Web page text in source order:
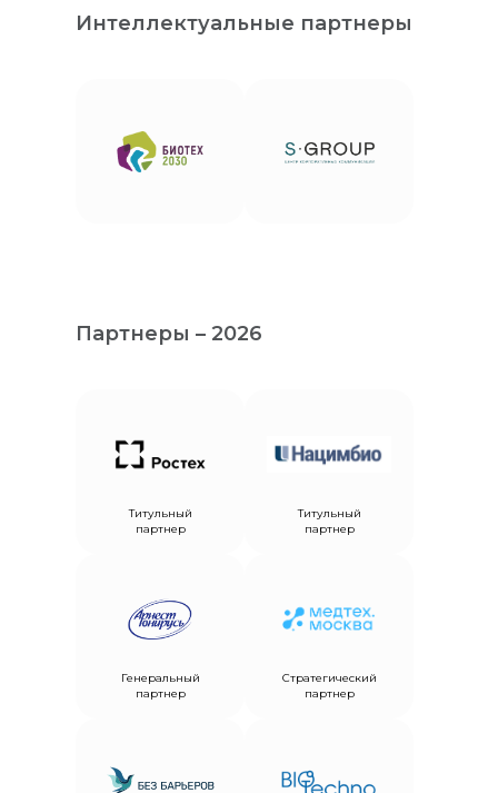
Интеллектуальные партнеры
Партнеры – 2026
Титульный
партнер
Титульный
партнер
Генеральный
партнер
Стратегический
партнер